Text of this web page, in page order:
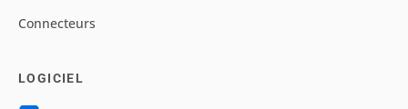
Connecteurs
LOGICIEL